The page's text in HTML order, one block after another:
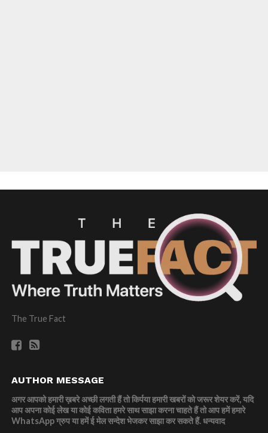
The True Fact
AUTHOR MESSAGE
अगर आपको हमारी ख़बरे अच्छी लगती हैं तो किर्पया हमारी खबरों को जरूर शेयर करें, यदि
आप अपना कोई लेख या कोई कविता हमरे साथ साझा करना चाहते हैं तो आप हमें हमारे
WhatsApp ग्रुप या हमें ई मेल सन्देश भेजकर साझा कर सकते हैं.धन्यवाद